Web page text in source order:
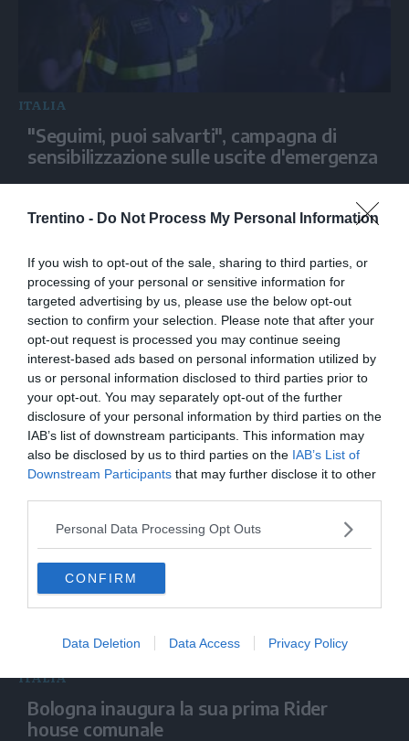
Trentino - Do Not Process My Personal Information
If you wish to opt-out of the sale, sharing to third parties, or
processing of your personal or sensitive information for
targeted advertising by us, please use the below opt-out
section to confirm your selection. Please note that after your
opt-out request is processed you may continue seeing
interest-based ads based on personal information utilized by
us or personal information disclosed to third parties prior to
your opt-out. You may separately opt-out of the further
disclosure of your personal information by third parties on the
IAB’s list of downstream participants. This information may
also be disclosed by us to third parties on the IAB’s List of
Downstream Participants that may further disclose it to other
Personal Data Processing Opt Outs
CONFIRM
Data Deletion Data Access Privacy Policy
ITALIA
"Seguimi, puoi salvarti", campagna di
sensibilizzazione sulle uscite d'emergenza
ITALIA
Milano, soccorre una donna importunata
e viene ferito a coltellate
ITALIA
Bologna inaugura la sua prima Rider
house comunale